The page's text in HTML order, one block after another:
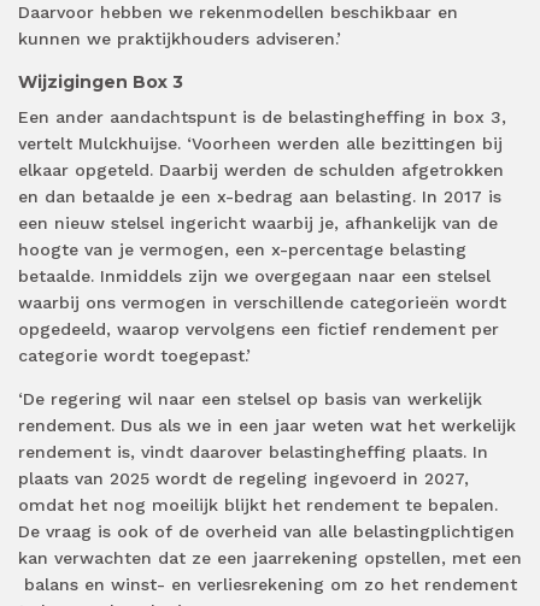
Daarvoor hebben we rekenmodellen beschikbaar en
kunnen we praktijkhouders adviseren.’
Wijzigingen Box 3
Een ander aandachtspunt is de belastingheffing in box 3,
vertelt Mulckhuijse. ‘Voorheen werden alle bezittingen bij
elkaar opgeteld. Daarbij werden de schulden afgetrokken
en dan betaalde je een x-bedrag aan belasting. In 2017 is
een nieuw stelsel ingericht waarbij je, afhankelijk van de
hoogte van je vermogen, een x-percentage belasting
betaalde. Inmiddels zijn we overgegaan naar een stelsel
waarbij ons vermogen in verschillende categorieën wordt
opgedeeld, waarop vervolgens een fictief rendement per
categorie wordt toegepast.’
‘De regering wil naar een stelsel op basis van werkelijk
rendement. Dus als we in een jaar weten wat het werkelijk
rendement is, vindt daarover belastingheffing plaats. In
plaats van 2025 wordt de regeling ingevoerd in 2027,
omdat het nog moeilijk blijkt het rendement te bepalen.
De vraag is ook of de overheid van alle belastingplichtigen
kan verwachten dat ze een jaarrekening opstellen, met een
balans en winst- en verliesrekening om zo het rendement